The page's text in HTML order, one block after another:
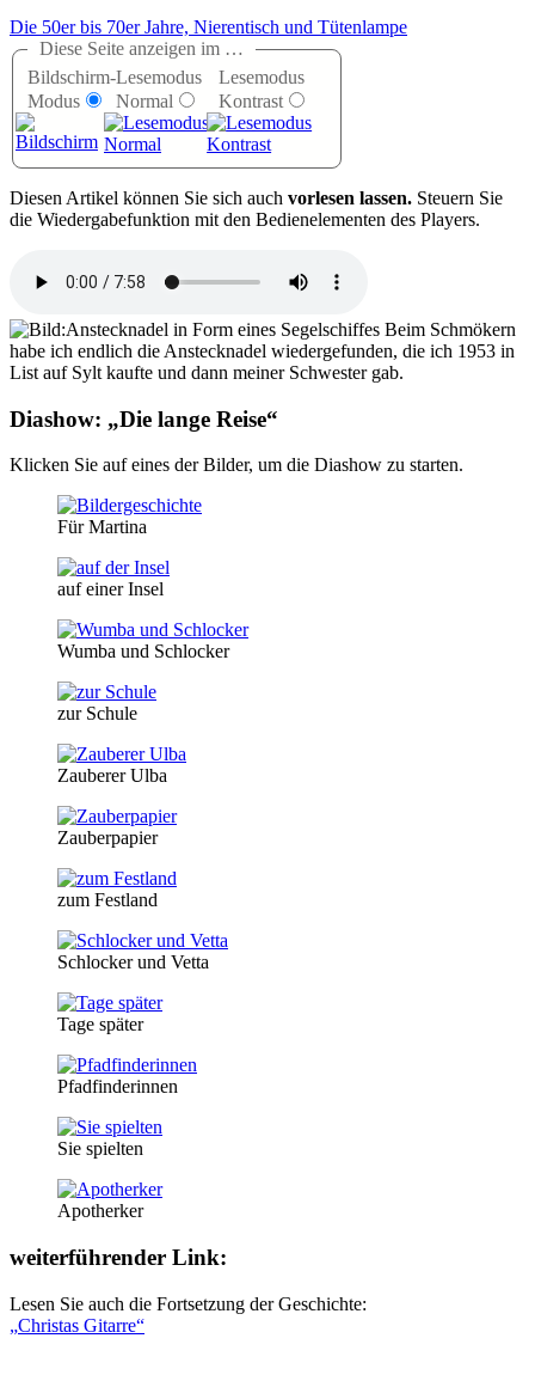
Die 50er bis 70er Jahre, Nierentisch und Tütenlampe
Diese Seite anzeigen im …
Bildschirm-
Modus
Lesemodus
Normal
Lesemodus
Kontrast
Diesen Artikel können Sie sich auch vorlesen lassen. Steuern Sie
die Wiedergabefunktion mit den Bedienelementen des Players.
Beim Schmökern
habe ich endlich die Anstecknadel wiedergefunden, die ich 1953 in
List auf Sylt kaufte und dann meiner Schwester gab.
Diashow: Die lange Reise
Klicken Sie auf eines der Bilder, um die Diashow zu starten.
Für Martina
auf einer Insel
Wumba und Schlocker
zur Schule
Zauberer Ulba
Zauberpapier
zum Festland
Schlocker und Vetta
Tage später
Pfadfinderinnen
Sie spielten
Apotherker
weiterführender Link:
Lesen Sie auch die Fortsetzung der Geschichte:
Christas Gitarre